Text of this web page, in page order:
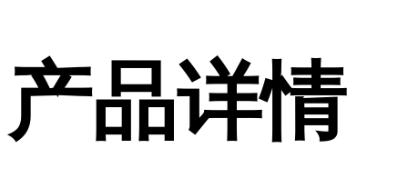
产品详情